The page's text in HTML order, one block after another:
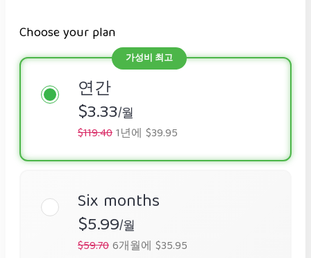
Choose your plan
연간
$3.33/월
$119.401년에 $39.95
Six months
$5.99/월
$59.706개월에 $35.95